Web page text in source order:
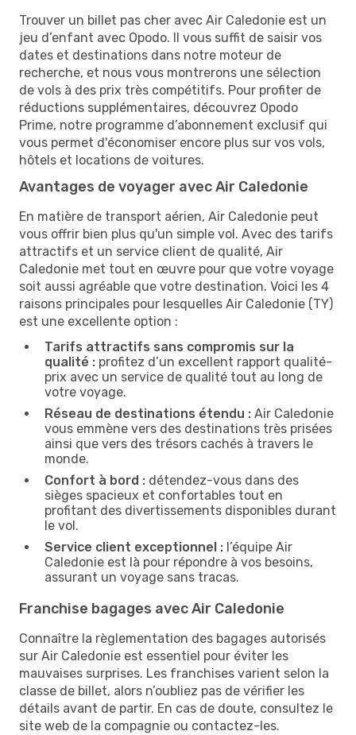
Trouver un billet pas cher avec Air Caledonie est un
jeu d’enfant avec Opodo. Il vous suffit de saisir vos
dates et destinations dans notre moteur de
recherche, et nous vous montrerons une sélection
de vols à des prix très compétitifs. Pour profiter de
réductions supplémentaires, découvrez Opodo
Prime, notre programme d’abonnement exclusif qui
vous permet d'économiser encore plus sur vos vols,
hôtels et locations de voitures.
Avantages de voyager avec Air Caledonie
En matière de transport aérien, Air Caledonie peut
vous offrir bien plus qu'un simple vol. Avec des tarifs
attractifs et un service client de qualité, Air
Caledonie met tout en œuvre pour que votre voyage
soit aussi agréable que votre destination. Voici les 4
raisons principales pour lesquelles Air Caledonie (TY)
est une excellente option :
Tarifs attractifs sans compromis sur la
qualité : profitez d’un excellent rapport qualité-
prix avec un service de qualité tout au long de
votre voyage.
Réseau de destinations étendu : Air Caledonie
vous emmène vers des destinations très prisées
ainsi que vers des trésors cachés à travers le
monde.
Confort à bord : détendez-vous dans des
sièges spacieux et confortables tout en
profitant des divertissements disponibles durant
le vol.
Service client exceptionnel : l’équipe Air
Caledonie est là pour répondre à vos besoins,
assurant un voyage sans tracas.
Franchise bagages avec Air Caledonie
Connaître la règlementation des bagages autorisés
sur Air Caledonie est essentiel pour éviter les
mauvaises surprises. Les franchises varient selon la
classe de billet, alors n’oubliez pas de vérifier les
détails avant de partir. En cas de doute, consultez le
site web de la compagnie ou contactez-les.